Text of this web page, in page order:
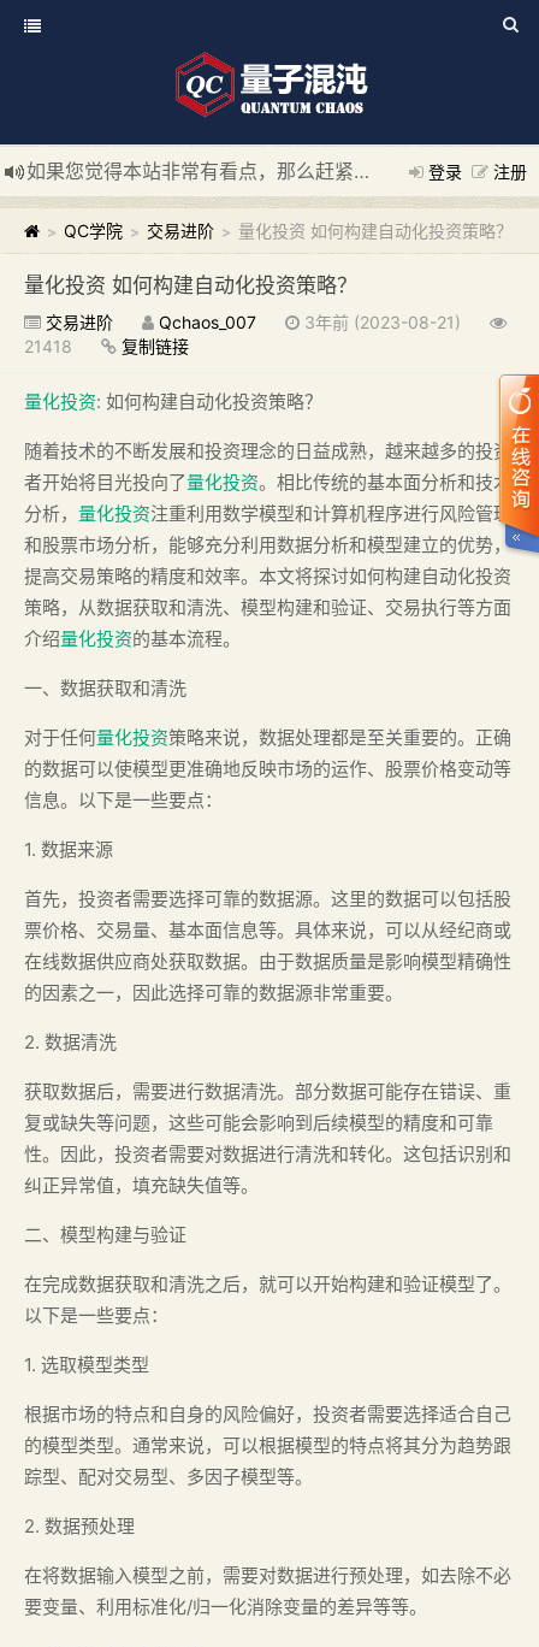
登录 注册
如果您觉得本站非常有看点，那么赶紧使用Ctrl+D 收藏我们吧
新添加量子混沌系统板块，欢迎大家访问！
---“量子混沌系
> QC学院 > 交易进阶 > 量化投资 如何构建自动化投资策略？
量化投资 如何构建自动化投资策略？
交易进阶 Qchaos_007
3年前 (2023-08-21)
21418
复制链接
量化投资: 如何构建自动化投资策略？
随着技术的不断发展和投资理念的日益成熟，越来越多的投资
者开始将目光投向了量化投资。相比传统的基本面分析和技术
分析， 量化投资注重利用数学模型和计算机程序进行风险管理
和股票市场分析，能够充分利用数据分析和模型建立的优势，
提高交易策略的精度和效率。本文将探讨如何构建自动化投资
策略，从数据获取和清洗、模型构建和验证、交易执行等方面
介绍量化投资的基本流程。
一、数据获取和清洗
对于任何量化投资策略来说，数据处理都是至关重要的。正确
的数据可以使模型更准确地反映市场的运作、股票价格变动等
信息。以下是一些要点：
1. 数据来源
首先，投资者需要选择可靠的数据源。这里的数据可以包括股
票价格、交易量、基本面信息等。具体来说，可以从经纪商或
在线数据供应商处获取数据。由于数据质量是影响模型精确性
的因素之一，因此选择可靠的数据源非常重要。
2. 数据清洗
获取数据后，需要进行数据清洗。部分数据可能存在错误、重
复或缺失等问题，这些可能会影响到后续模型的精度和可靠
性。因此，投资者需要对数据进行清洗和转化。这包括识别和
纠正异常值，填充缺失值等。
二、模型构建与验证
在完成数据获取和清洗之后，就可以开始构建和验证模型了。
以下是一些要点：
1. 选取模型类型
根据市场的特点和自身的风险偏好，投资者需要选择适合自己
的模型类型。通常来说，可以根据模型的特点将其分为趋势跟
踪型、配对交易型、多因子模型等。
2. 数据预处理
在将数据输入模型之前，需要对数据进行预处理，如去除不必
要变量、利用标准化/归一化消除变量的差异等等。